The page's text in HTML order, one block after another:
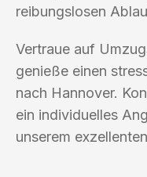
reibungslosen
Vertraue auf
genieße einen
nach Hannover.
ein individuelles
unserem